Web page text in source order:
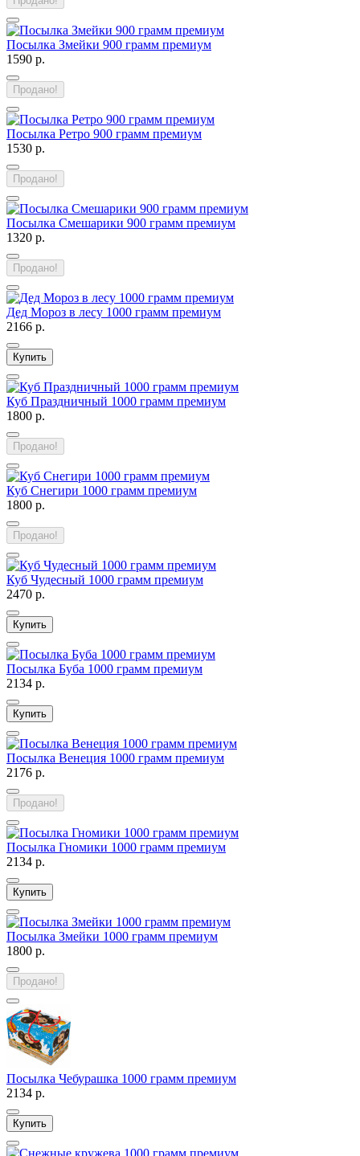
Посылка Змейки 900 грамм премиум
1590 р.
Продано!
Посылка Ретро 900 грамм премиум
1530 р.
Продано!
Посылка Смешарики 900 грамм премиум
1320 р.
Продано!
Дед Мороз в лесу 1000 грамм премиум
2166 р.
Купить
Куб Праздничный 1000 грамм премиум
1800 р.
Продано!
Куб Снегири 1000 грамм премиум
1800 р.
Продано!
Куб Чудесный 1000 грамм премиум
2470 р.
Купить
Посылка Буба 1000 грамм премиум
2134 р.
Купить
Посылка Венеция 1000 грамм премиум
2176 р.
Продано!
Посылка Гномики 1000 грамм премиум
2134 р.
Купить
Посылка Змейки 1000 грамм премиум
1800 р.
Продано!
Посылка Чебурашка 1000 грамм премиум
2134 р.
Купить